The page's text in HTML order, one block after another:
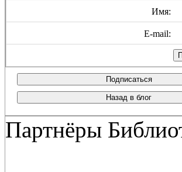
Имя:
E-mail:
Подписаться
Назад в блог
Партнёры